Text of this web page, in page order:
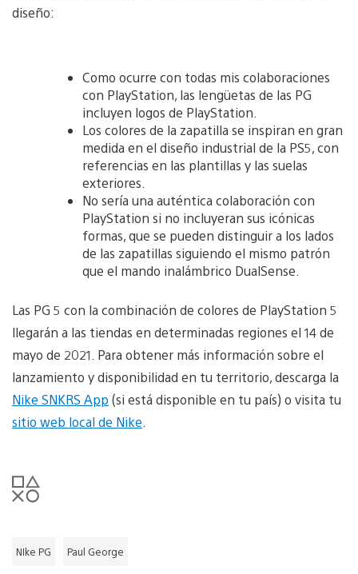
diseño:
Como ocurre con todas mis colaboraciones
con PlayStation, las lengüetas de las PG
incluyen logos de PlayStation.
Los colores de la zapatilla se inspiran en gran
medida en el diseño industrial de la PS5, con
referencias en las plantillas y las suelas
exteriores.
No sería una auténtica colaboración con
PlayStation si no incluyeran sus icónicas
formas, que se pueden distinguir a los lados
de las zapatillas siguiendo el mismo patrón
que el mando inalámbrico DualSense.
Las PG 5 con la combinación de colores de PlayStation 5
llegarán a las tiendas en determinadas regiones el 14 de
mayo de 2021. Para obtener más información sobre el
lanzamiento y disponibilidad en tu territorio, descarga la
Nike SNKRS App (si está disponible en tu país) o visita tu
sitio web local de Nike
NIke PG Paul George